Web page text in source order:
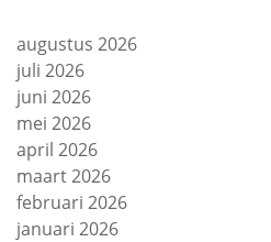
augustus 2026
juli 2026
juni 2026
mei 2026
april 2026
maart 2026
februari 2026
januari 2026